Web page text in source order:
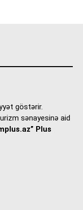
göstərir.
sənayesinə aid
Plus